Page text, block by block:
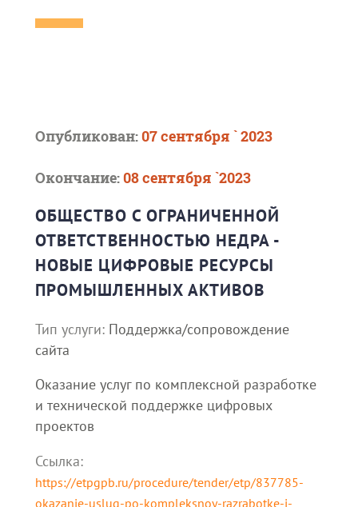
Опубликован:07 сентября ` 2023
Окончание:08 сентября `2023
ОБЩЕСТВО С ОГРАНИЧЕННОЙ
ОТВЕТСТВЕННОСТЬЮ НЕДРА -
НОВЫЕ ЦИФРОВЫЕ РЕСУРСЫ
ПРОМЫШЛЕННЫХ АКТИВОВ
Тип услуги: Поддержка/сопровождение
сайта
Оказание услуг по комплексной разработке
и технической поддержке цифровых
проектов
Ссылка:
https://etpgpb.ru/procedure/tender/etp/837785-
okazanie-uslug-po-kompleksnoy-razrabotke-i-